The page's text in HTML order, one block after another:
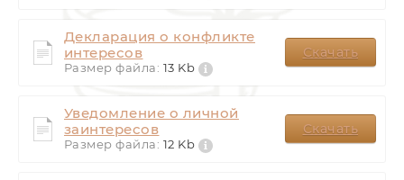
Декларация о конфликте
интересов
Размер файла: 13 Kb
Скачать
Уведомление о личной
заинтересов
Размер файла: 12 Kb
Скачать